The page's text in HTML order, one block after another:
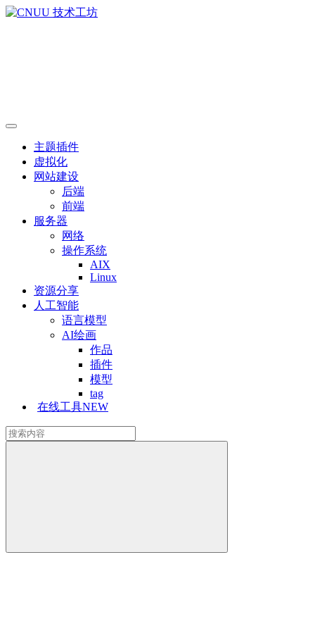
主题插件
虚拟化
网站建设
后端
前端
服务器
网络
操作系统
AIX
Linux
资源分享
人工智能
语言模型
AI绘画
作品
插件
模型
tag
在线工具NEW